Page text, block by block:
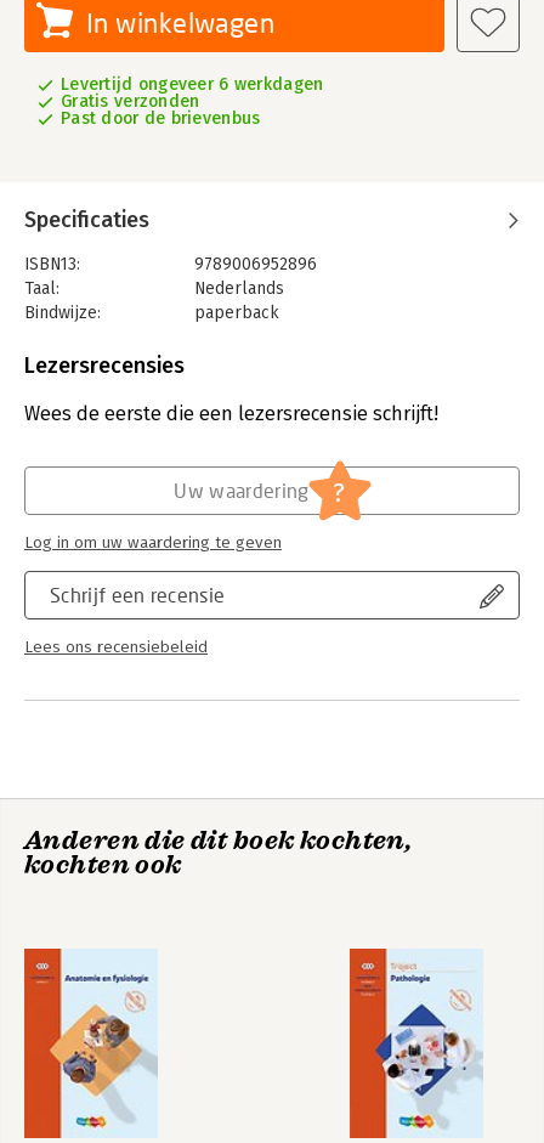
In winkelwagen
Levertijd ongeveer 6 werkdagen
Gratis verzonden
Past door de brievenbus
Specificaties
ISBN13:
9789006952896
Taal:
Nederlands
Bindwijze:
paperback
Druk:
Lezersrecensies
Wees de eerste die een lezersrecensie schrijft!
Schrijf een recensie
Lees ons recensiebeleid
Uw waardering ?
Log in om uw waardering te geven
Anderen die dit boek kochten,
kochten ook